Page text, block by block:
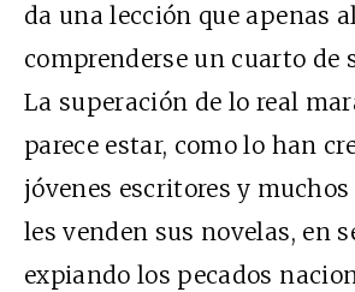
da una lección que apenas
comprenderse un cuarto de
La superación de lo real
parece estar, como lo han
jóvenes escritores y muchos
les venden sus novelas, en
expiando los pecados